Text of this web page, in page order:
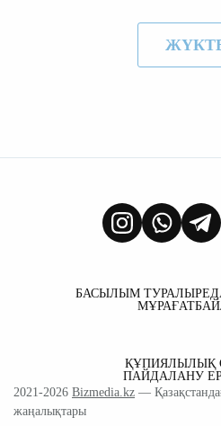
БАСЫЛЫМ ТУРАЛЫ
МҰРАҒАТ
ҚҰПИЯЛЫЛЫҚ
ПАЙДАЛАНУ
2021-2026 Bizmedia.kz —
жаңалықтары